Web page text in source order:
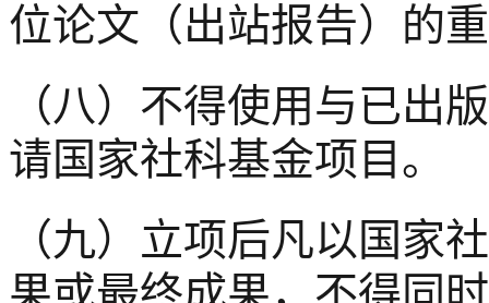
位论文（出站报告）的
（八）不得使用与已出
请国家社科基金项目。
（九）立项后凡以国家